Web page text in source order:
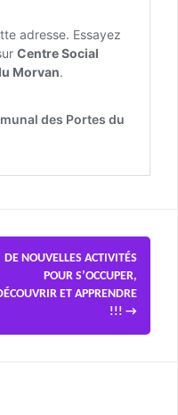
DE NOUVELLES ACTIVITÉS
POUR S’OCCUPER,
ET APPRENDRE
!!! →